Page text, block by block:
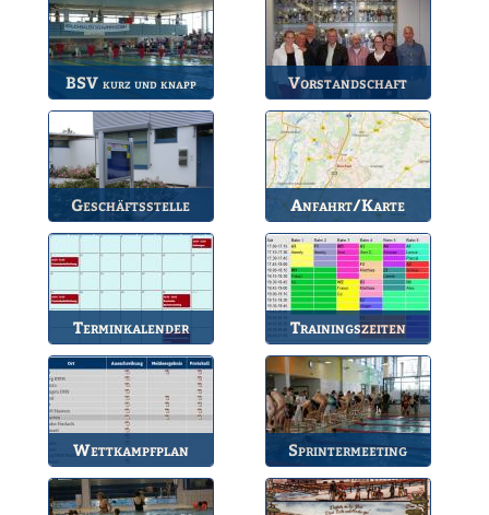
BSV kurz und knapp
Die wichtigsten Infos
zum BSV.
Vorstandschaft
Unsere amtierende
Vorstandschaft.
Geschäftsstelle
Anlaufstelle für alle
Anfahrt/Karte
So können Sie uns
erreichen.
Terminkalender
Die Termine des BSV.
Trainingszeiten
Bahnbelegungen der
Gruppen.
Wettkampfplan
Übersicht der aktuellen
Wettkämpfe.
Sprintermeeting
Jährlicher Wettkampf
des BSV.